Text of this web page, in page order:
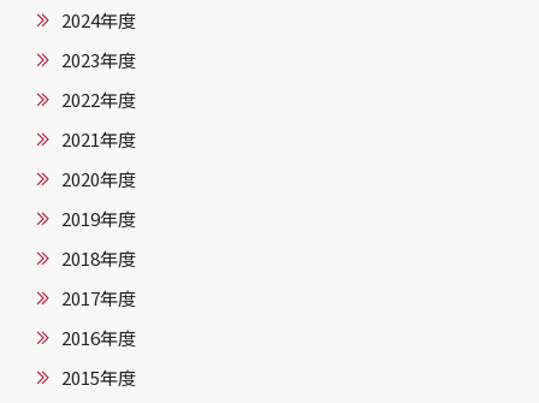
2024年度
2023年度
2022年度
2021年度
2020年度
2019年度
2018年度
2017年度
2016年度
2015年度